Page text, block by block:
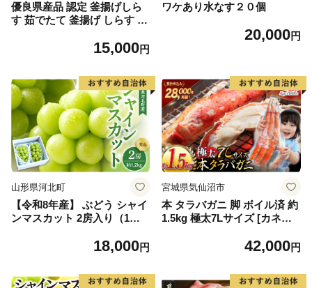
優良県産品 認定 釜揚げしら
す 茹でたて 釜揚げ しらす 無
国産 海の幸 海鮮 魚介 紀州湯
無料_C6035n
15,000円
ワケあり水なす２０個
20,000円
山形県河北町
【令和8年産】 ぶどう シャイ
ンマスカット 2房入り（1房6
産【山形eLab】 ka074-023-r
18,000円
宮城県気仙沼市
本 タラバガニ 脚 ボイル済 約
1.5kg 極太7Lサイズ [カネダ
6] カニ かに 蟹 たらばがに た
42,000円